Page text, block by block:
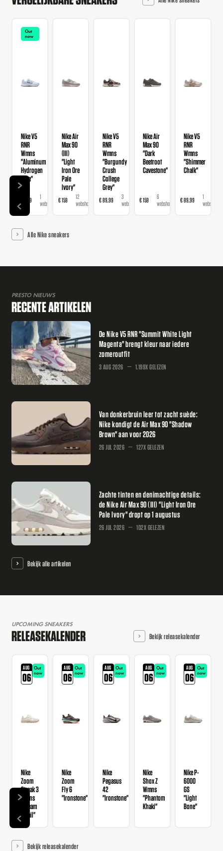
Out
now
Nike V5
RNR
Wmns
"Aluminum
Hydrogen
Blue"
€ 89,99
1
webshop
Nike Air
Max 90
(III)
"Light
Iron Ore
Pale
Ivory"
€ 159
12
webshops
Nike V5
RNR
Wmns
"Burgundy
Crush
College
Grey"
€ 89,99
3
webshops
Nike Air
Max 90
"Dark
Beetroot
Cavestone"
€ 159
6
webshops
Nike V5
RNR
Wmns
"Shimmer
Chalk"
€ 89,99
1
webshop
Alle Nike sneakers
PRESTO NIEUWS
RECENTE ARTIKELEN
De Nike V5 RNR "Summit White Light
Magenta" brengt kleur naar iedere
zomeroutfit
3 AUG 2026 1.199X GELEZEN
Van donkerbruin leer tot zacht suède:
Nike kondigt de Air Max 90 "Shadow
Brown" aan voor 2026
26 JUL 2026 127X GELEZEN
Zachte tinten en denimachtige details:
de Nike Air Max 90 (III) "Light Iron Ore
Pale Ivory" dropt op 1 augustus
26 JUL 2026 102X GELEZEN
Bekijk alle artikelen
UPCOMING SNEAKERS
RELEASEKALENDER Bekijk releasekalender
AUG
06
Out
now
Nike
Zoom
Streak 3
Wmns
"Cream
II Sail"
AUG
06
Out
now
Nike
Zoom
Fly 6
"Ironstone"
AUG
06
Out
now
Nike
Pegasus
42
"Ironstone"
AUG
06
Out
now
Nike
Shox Z
Wmns
"Phantom
Khaki"
AUG
06
Out
now
Nike P-
6000
GS
"Light
Bone"
Bekijk releasekalender